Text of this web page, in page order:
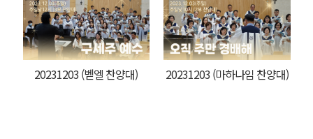
20231203 (벧엘 찬양대) 20231203 (마하나임 찬양대)